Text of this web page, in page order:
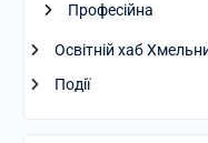
Професійна
Освітній хаб
Події